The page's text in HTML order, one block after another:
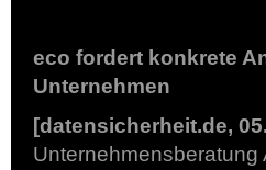
eco fordert konkrete
Unternehmen
[datensicherheit.de,
Unternehmensberatung